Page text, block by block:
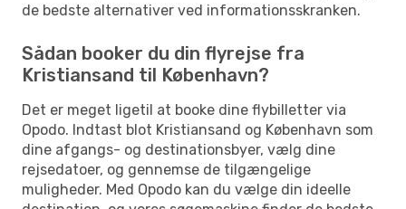
de bedste alternativer ved informationsskranken.
Sådan booker du din flyrejse fra
Kristiansand til København?
Det er meget ligetil at booke dine flybilletter via
Opodo. Indtast blot Kristiansand og København som
dine afgangs- og destinationsbyer, vælg dine
rejsedatoer, og gennemse de tilgængelige
muligheder. Med Opodo kan du vælge din ideelle